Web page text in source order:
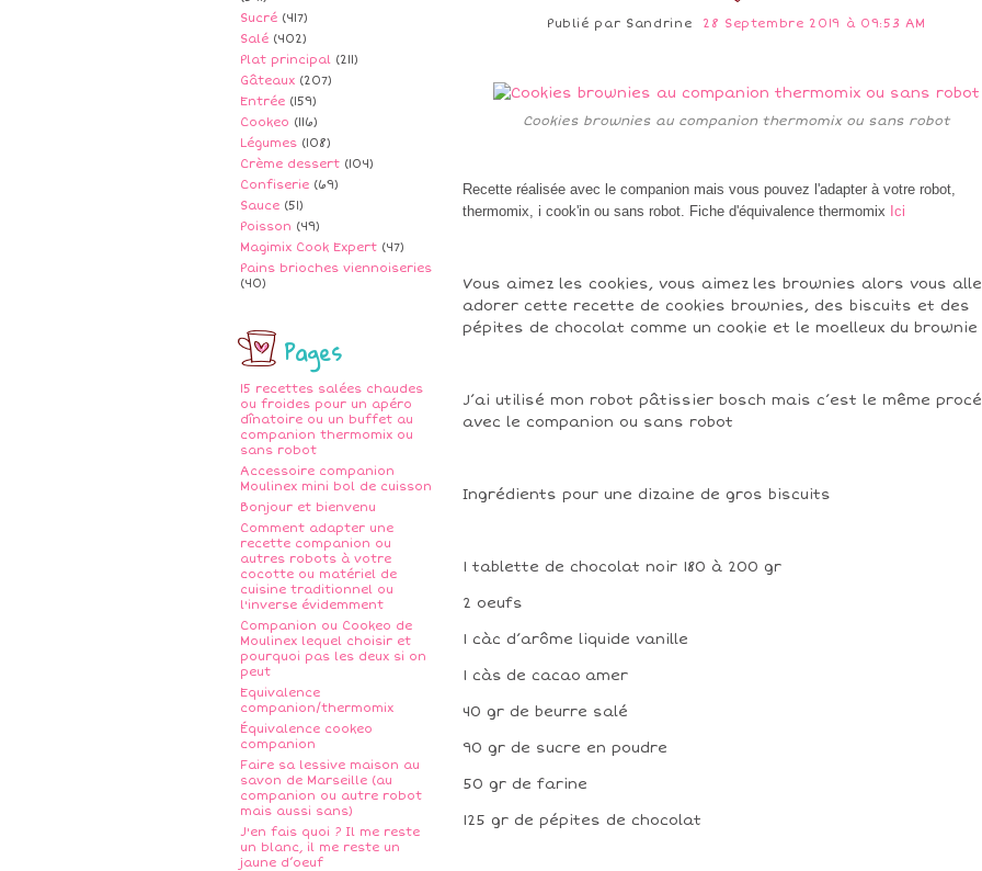
Sucré (417)
Salé (402)
Plat principal (211)
Gâteaux (207)
Entrée (159)
Cookeo (116)
Légumes (108)
Crème dessert (104)
Confiserie (69)
Sauce (51)
Poisson (49)
Magimix Cook Expert (47)
Pains brioches viennoiseries
(40)
Pages
15 recettes salées chaudes
ou froides pour un apéro
dînatoire ou un buffet au
companion thermomix ou
sans robot
Accessoire companion
Moulinex mini bol de cuisson
Bonjour et bienvenu
Comment adapter une
recette companion ou
autres robots à votre
cocotte ou matériel de
cuisine traditionnel ou
l'inverse évidemment
Companion ou Cookeo de
Moulinex lequel choisir et
pourquoi pas les deux si on
peut
Equivalence
companion/thermomix
Équivalence cookeo
companion
Faire sa lessive maison au
savon de Marseille (au
companion ou autre robot
mais aussi sans)
J'en fais quoi ? Il me reste
un blanc, il me reste un
jaune d’oeuf
Publié par Sandrine 28 Septembre 2019 à 09:53 AM
Cookies brownies au companion thermomix ou sans robot
Recette réalisée avec le companion mais vous pouvez l'adapter à votre robot,
thermomix, i cook'in ou sans robot. Fiche d'équivalence thermomix Ici
Vous aimez les cookies, vous aimez les brownies alors vous
adorer cette recette de cookies brownies, des biscuits et des
pépites de chocolat comme un cookie et le moelleux du brownie
J’ai utilisé mon robot pâtissier bosch mais c’est le même
avec le companion ou sans robot
Ingrédients pour une dizaine de gros biscuits
1 tablette de chocolat noir 180 à 200 gr
2 oeufs
1 càc d’arôme liquide vanille
1 càs de cacao amer
40 gr de beurre salé
90 gr de sucre en poudre
50 gr de farine
125 gr de pépites de chocolat